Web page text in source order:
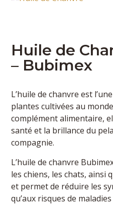
Huile de
– Bubimex
L’huile de chanvre est
plantes cultivées au
complément alimentaire,
santé et la brillance du
compagnie.
L’huile de chanvre
les chiens, les chats, ainsi
et permet de réduire les
qu’aux risques de